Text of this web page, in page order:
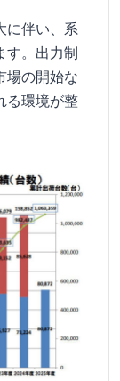
に伴い、系
す。出力制
場の開始な
る環境が整